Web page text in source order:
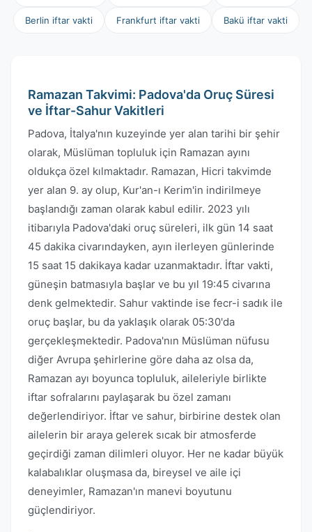
Berlin iftar vakti Frankfurt iftar vakti Bakü iftar vakti
Ramazan Takvimi: Padova'da Oruç Süresi
ve İftar-Sahur Vakitleri
Padova, İtalya'nın kuzeyinde yer alan tarihi bir şehir
olarak, Müslüman topluluk için Ramazan ayını
oldukça özel kılmaktadır. Ramazan, Hicri takvimde
yer alan 9. ay olup, Kur'an-ı Kerim'in indirilmeye
başlandığı zaman olarak kabul edilir. 2023 yılı
itibarıyla Padova'daki oruç süreleri, ilk gün 14 saat
45 dakika civarındayken, ayın ilerleyen günlerinde
15 saat 15 dakikaya kadar uzanmaktadır. İftar vakti,
güneşin batmasıyla başlar ve bu yıl 19:45 civarına
denk gelmektedir. Sahur vaktinde ise fecr-i sadık ile
oruç başlar, bu da yaklaşık olarak 05:30'da
gerçekleşmektedir. Padova'nın Müslüman nüfusu
diğer Avrupa şehirlerine göre daha az olsa da,
Ramazan ayı boyunca topluluk, aileleriyle birlikte
iftar sofralarını paylaşarak bu özel zamanı
değerlendiriyor. İftar ve sahur, birbirine destek olan
ailelerin bir araya gelerek sıcak bir atmosferde
geçirdiği zaman dilimleri oluyor. Her ne kadar büyük
kalabalıklar oluşmasa da, bireysel ve aile içi
deneyimler, Ramazan'ın manevi boyutunu
güçlendiriyor.